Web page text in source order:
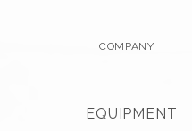
COMPANY
EQUIPMENT